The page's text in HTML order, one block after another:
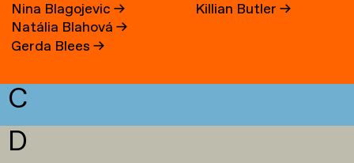
Nina Blagojevic→
Natália Blahová→
Gerda Blees→
Killian Butler→
C
D